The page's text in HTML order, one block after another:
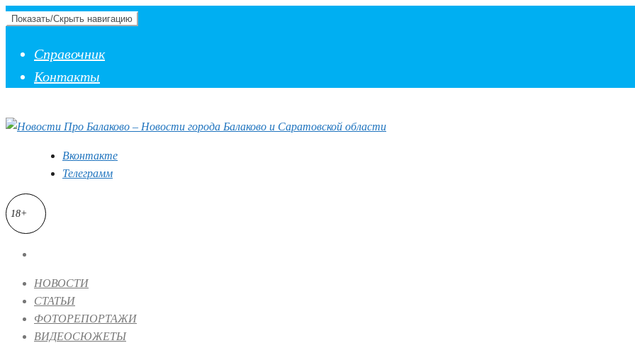
Показать/Скрыть навигацию
Справочник
Контакты
Вконтакте
Телеграмм
18+
НОВОСТИ
СТАТЬИ
ФОТОРЕПОРТАЖИ
ВИДЕОСЮЖЕТЫ